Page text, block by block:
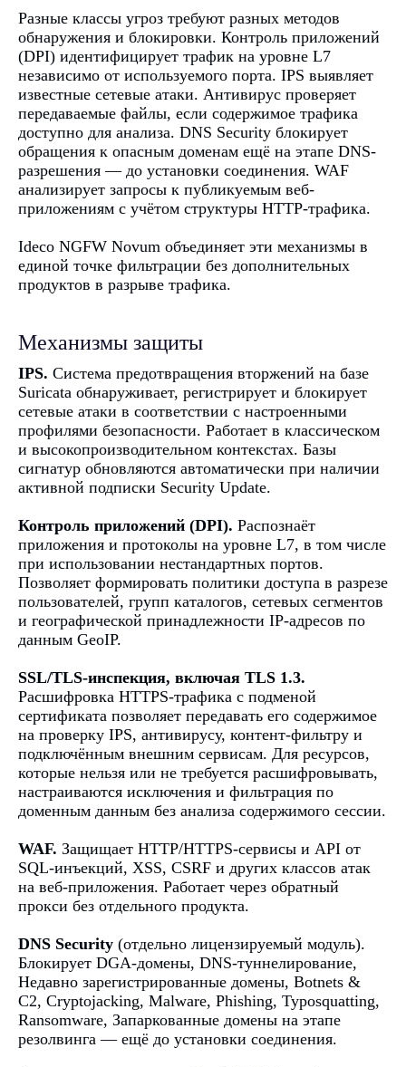
Разные классы угроз требуют разных методов
обнаружения и блокировки. Контроль приложений
(DPI) идентифицирует трафик на уровне L7
независимо от используемого порта. IPS выявляет
известные сетевые атаки. Антивирус проверяет
передаваемые файлы, если содержимое трафика
доступно для анализа. DNS Security блокирует
обращения к опасным доменам ещё на этапе DNS-
разрешения — до установки соединения. WAF
анализирует запросы к публикуемым веб-
приложениям с учётом структуры HTTP-трафика.
Ideco NGFW Novum объединяет эти механизмы в
единой точке фильтрации без дополнительных
продуктов в разрыве трафика.
Механизмы защиты
IPS. Система предотвращения вторжений на базе
Suricata обнаруживает, регистрирует и блокирует
сетевые атаки в соответствии с настроенными
профилями безопасности. Работает в классическом
и высокопроизводительном контекстах. Базы
сигнатур обновляются автоматически при наличии
активной подписки Security Update.
Контроль приложений (DPI). Распознаёт
приложения и протоколы на уровне L7, в том числе
при использовании нестандартных портов.
Позволяет формировать политики доступа в разрезе
пользователей, групп каталогов, сетевых сегментов
и географической принадлежности IP-адресов по
данным GeoIP.
SSL/TLS-инспекция, включая TLS 1.3.
Расшифровка HTTPS-трафика с подменой
сертификата позволяет передавать его содержимое
на проверку IPS, антивирусу, контент-фильтру и
подключённым внешним сервисам. Для ресурсов,
которые нельзя или не требуется расшифровывать,
настраиваются исключения и фильтрация по
доменным данным без анализа содержимого сессии.
WAF. Защищает HTTP/HTTPS-сервисы и API от
SQL-инъекций, XSS, CSRF и других классов атак
на веб-приложения. Работает через обратный
прокси без отдельного продукта.
DNS Security (отдельно лицензируемый модуль).
Блокирует DGA-домены, DNS-туннелирование,
Недавно зарегистрированные домены, Botnets &
C2, Cryptojacking, Malware, Phishing, Typosquatting,
Ransomware, Запаркованные домены на этапе
резолвинга — ещё до установки соединения.